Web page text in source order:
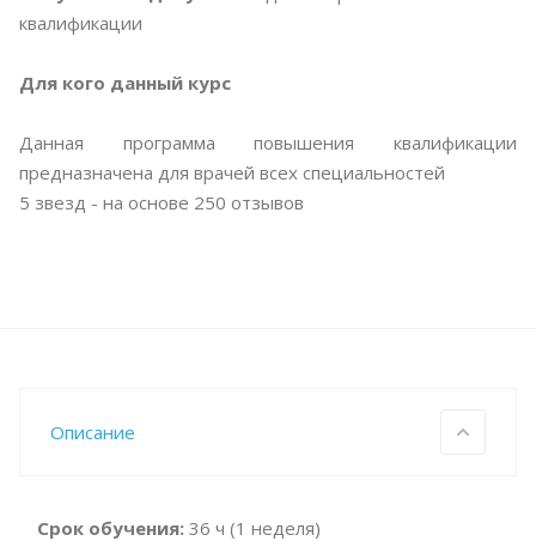
квалификации
Для кого данный курс
Данная программа повышения квалификации
предназначена для врачей всех специальностей
5 звезд - на основе 250 отзывов
Описание
Срок обучения: 36 ч (1 неделя)